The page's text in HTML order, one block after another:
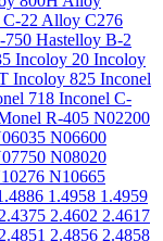
22 Alloy C276
Hastelloy B-2
Incoloy 20 Incoloy
Incoloy 825 Inconel
718 Inconel C-
R-405 N02200
N06600
N08020
N10665
1.4958 1.4959
2.4375 2.4602 2.4617
2.4851 2.4856 2.4858